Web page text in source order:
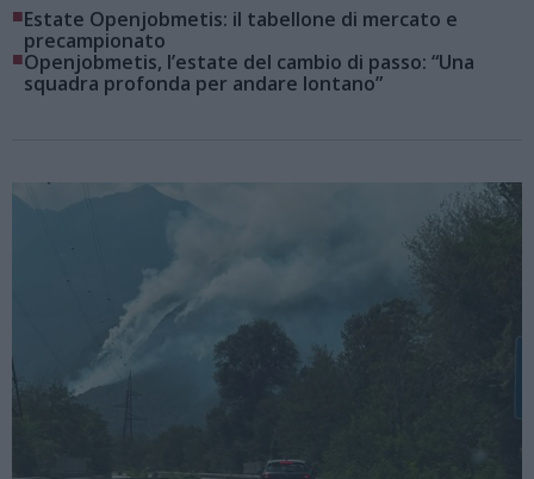
■Estate Openjobmetis: il tabellone di mercato e
precampionato
■Openjobmetis, l’estate del cambio di passo: “Una
squadra profonda per andare lontano”